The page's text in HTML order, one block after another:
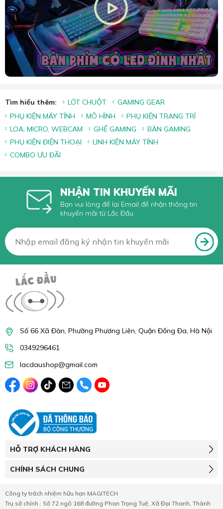
Tìm hiểu thêm: LÓT CHUỘT
GAMING GEAR
PHỤ KIỆN MÁY TÍNH
MÔ HÌNH
PHỤ KIỆN TRANG TRÍ
LOA, MICRO, WEBCAM
GHẾ GAMING
BÀN GAMING
PHỤ KIỆN ĐIỆN THOẠI
LINH KIỆN MÁY TÍNH
COMBO ƯU ĐÃI
NHẬN TIN KHUYẾN MÃI
Bạn vui lòng để lại Email để nhận thông tin
khuyến mãi từ Lắc Đầu
Số 66 Xã Đàn, Phường Phương Liên, Quận Đống Đa, Hà Nội
0349296461
lacdaushop@gmail.com
HỖ TRỢ KHÁCH HÀNG
CHÍNH SÁCH CHUNG
Công ty trách nhiệm hữu hạn MAGITECH
Trụ sở chính : Số 72 ngõ 168 đường Phan Trọng Tuệ, Xã Đại Thanh, Thành